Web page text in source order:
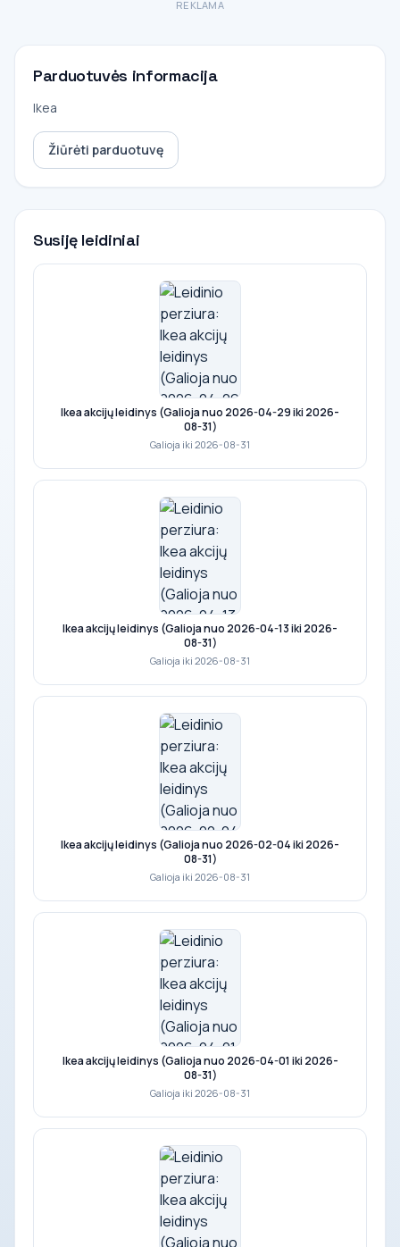
REKLAMA
Parduotuvės informacija
Ikea
Žiūrėti parduotuvę
Susiję leidiniai
Ikea akcijų leidinys (Galioja nuo 2026-04-29 iki 2026-
08-31)
Galioja iki 2026-08-31
Ikea akcijų leidinys (Galioja nuo 2026-04-13 iki 2026-
08-31)
Galioja iki 2026-08-31
Ikea akcijų leidinys (Galioja nuo 2026-02-04 iki 2026-
08-31)
Galioja iki 2026-08-31
Ikea akcijų leidinys (Galioja nuo 2026-04-01 iki 2026-
08-31)
Galioja iki 2026-08-31